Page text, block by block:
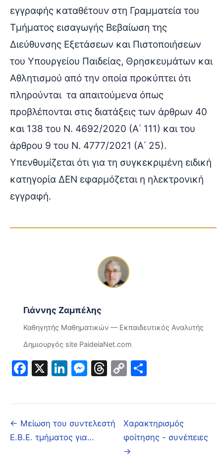
εγγραφής καταθέτουν στη Γραμματεία του
Τμήματος εισαγωγής Βεβαίωση της
Διεύθυνσης Εξετάσεων και Πιστοποιήσεων
του Υπουργείου Παιδείας, Θρησκευμάτων και
Αθλητισμού από την οποία προκύπτει ότι
πληρούνται τα απαιτούμενα όπως
προβλέπονται στις διατάξεις των άρθρων 40
και 138 του Ν. 4692/2020 (Α΄ 111) και του
άρθρου 9 του Ν. 4777/2021 (Α΄ 25).
Υπενθυμίζεται ότι για τη συγκεκριμένη ειδική
κατηγορία ΔΕΝ εφαρμόζεται η ηλεκτρονική
εγγραφή.
Γιάννης Ζαμπέλης
Καθηγητής Μαθηματικών — Εκπαιδευτικός Αναλυτής
Δημιουργός site PaideiaNet.com
Facebook
X LinkedIn
Messenger
Threads
Copy
← Μείωση του συντελεστή
Ε.Β.Ε. τμήματος για…
Χαρακτηρισμός
φοίτησης - συνέπειες
→